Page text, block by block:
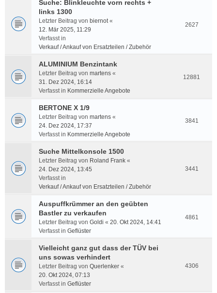
Suche: Blinkleuchte vorn rechts +
links 1300
Letzter Beitrag von biernot«
12. Mär 2025, 11:29
Verfasst in
Verkauf / Ankauf von Ersatzteilen / Zubehör
2627
ALUMINIUM Benzintank
Letzter Beitrag von martens «
31. Dez 2024, 16:14
Verfasst in Kommerzielle Angebote
12881
BERTONE X 1/9
Letzter Beitrag von martens «
24. Dez 2024, 17:37
Verfasst in Kommerzielle Angebote
3841
Suche Mittelkonsole 1500
Letzter Beitrag von Roland Frank «
24. Dez 2024, 13:45
Verfasst in
Verkauf / Ankauf von Ersatzteilen / Zubehör
3441
Auspuffkrümmer an den geübten
Bastler zu verkaufen
Letzter Beitrag von Goldi « 20. Okt 2024, 14:41
Verfasst in Geflüster
4861
Vielleicht ganz gut dass der TÜV bei
uns sowas verhindert
Letzter Beitrag von Querlenker «
20. Okt 2024, 07:13
Verfasst in Geflüster
4306